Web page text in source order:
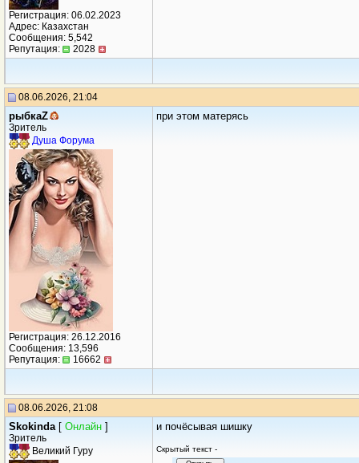
Регистрация: 06.02.2023
Адрес: Казахстан
Сообщения: 5,542
Репутация:
2028
08.06.2026, 21:04
рыбкаZ
Зритель
Душа Форума
Регистрация: 26.12.2016
Сообщения: 13,596
Репутация:
16662
при этом матерясь
08.06.2026, 21:08
Skokinda [ Онлайн ]
Зритель
Великий Гуру
и почёсывая шишку
Cкрытый текст -